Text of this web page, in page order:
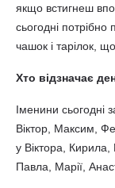
якщо встигнеш
сьогодні потрібно
чашок і тарілок,
Хто відзначає
Іменини сьогодні
Віктор, Максим,
у Віктора,
Павла, Марії,